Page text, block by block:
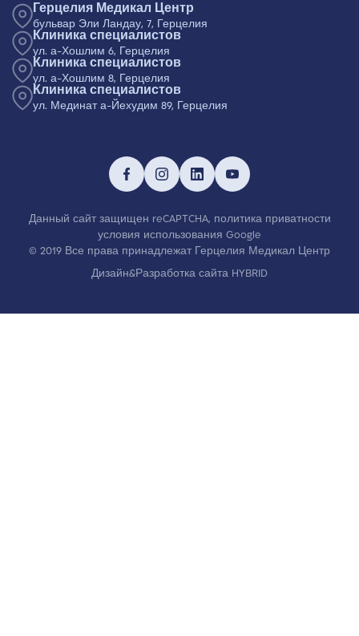
Герцелия Медикал Центр
бульвар Эли Ландау, 7, Герцелия
Клиника специалистов
ул. а-Хошлим 6, Герцелия
Клиника специалистов
ул. а-Хошлим 8, Герцелия
Клиника специалистов
ул. Мединат а-Йехудим 89, Герцелия
Данный сайт защищен reCAPTCHA, политика приватности
условия использования Google
© 2019 Все права принадлежат Герцелия Медикал Центр
Дизайн&Разработка сайта HYBRID